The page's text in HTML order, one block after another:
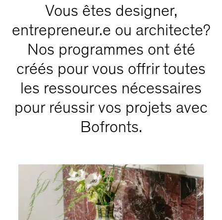
Vous êtes designer,
entrepreneur.e ou architecte?
Nos programmes ont été
créés pour vous offrir toutes
les ressources nécessaires
pour réussir vos projets avec
Bofronts.